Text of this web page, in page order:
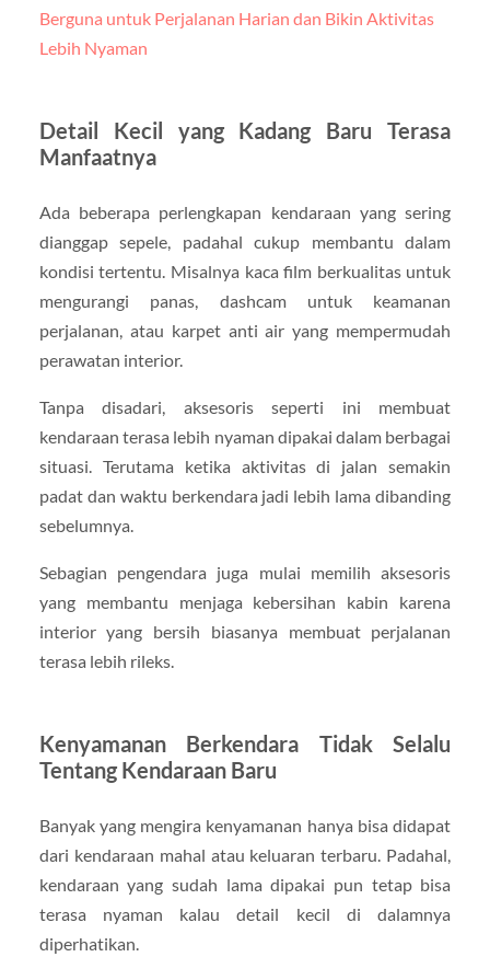
Berguna untuk Perjalanan Harian dan Bikin Aktivitas
Lebih Nyaman
Detail Kecil yang Kadang Baru Terasa
Manfaatnya
Ada beberapa perlengkapan kendaraan yang sering
dianggap sepele, padahal cukup membantu dalam
kondisi tertentu. Misalnya kaca film berkualitas untuk
mengurangi panas, dashcam untuk keamanan
perjalanan, atau karpet anti air yang mempermudah
perawatan interior.
Tanpa disadari, aksesoris seperti ini membuat
kendaraan terasa lebih nyaman dipakai dalam berbagai
situasi. Terutama ketika aktivitas di jalan semakin
padat dan waktu berkendara jadi lebih lama dibanding
sebelumnya.
Sebagian pengendara juga mulai memilih aksesoris
yang membantu menjaga kebersihan kabin karena
interior yang bersih biasanya membuat perjalanan
terasa lebih rileks.
Kenyamanan Berkendara Tidak Selalu
Tentang Kendaraan Baru
Banyak yang mengira kenyamanan hanya bisa didapat
dari kendaraan mahal atau keluaran terbaru. Padahal,
kendaraan yang sudah lama dipakai pun tetap bisa
terasa nyaman kalau detail kecil di dalamnya
diperhatikan.